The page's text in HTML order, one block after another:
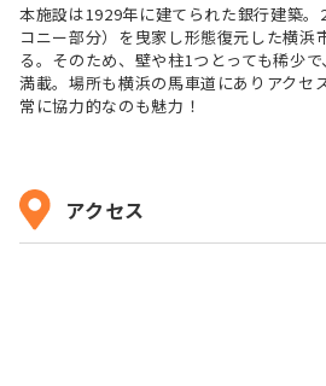
本施設は1929年に建てられた銀行建築
コニー部分）を曳家し形態復元した横浜
る。そのため、壁や柱1つとっても稀少
満載。場所も横浜の馬車道にありアク
常に協力的なのも魅力！
アクセス